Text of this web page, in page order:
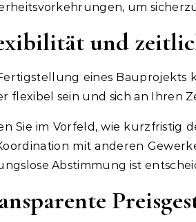
um
und
eines Bauprojekts
flexibel sein und sich an Ihren
Sie im Vorfeld, wie kurzfristig
mit anderen
Abstimmung ist